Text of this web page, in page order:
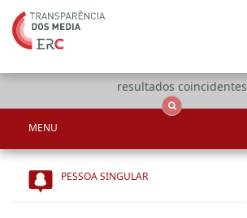
resultados coincidentes
MENU
PESSOA SINGULAR